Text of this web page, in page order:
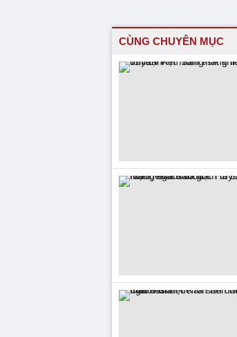
CÙNG CHUYÊN MỤC